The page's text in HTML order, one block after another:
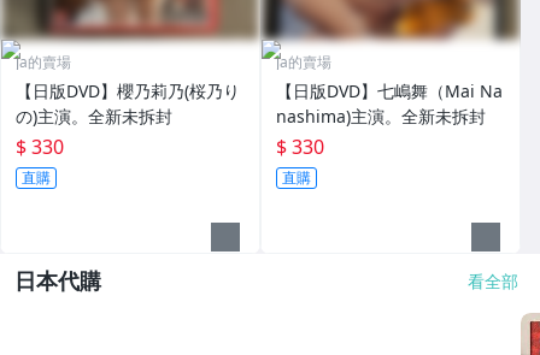
ja的賣場
【日版DVD】櫻乃莉乃(桜乃り
の)主演。全新未拆封
$ 330
直購
ja的賣場
【日版DVD】七嶋舞（Mai Na
nashima)主演。全新未拆封
$ 330
直購
日本代購 看全部